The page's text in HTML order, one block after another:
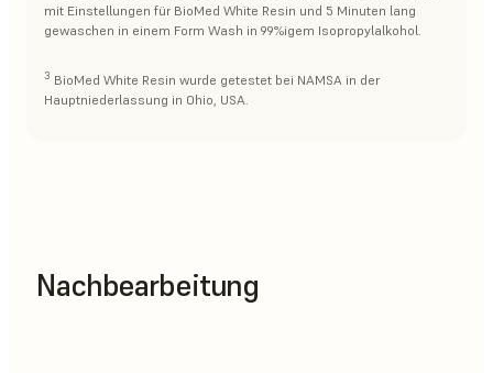
mit Einstellungen für BioMed White Resin und 5 Minuten lang
gewaschen in einem Form Wash in 99%igem Isopropylalkohol.
3 BioMed White Resin wurde getestet bei NAMSA in der
Hauptniederlassung in Ohio, USA.
Nachbearbeitung